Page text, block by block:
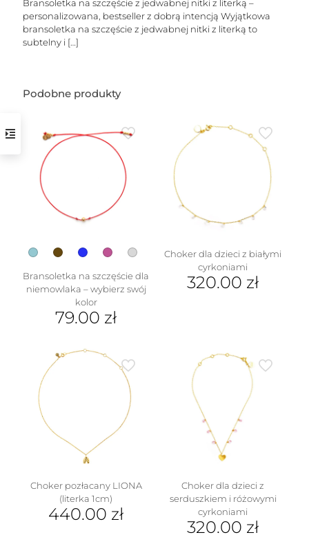
Bransoletka na szczęście z jedwabnej nitki z literką –
personalizowana, bestseller z dobrą intencją Wyjątkowa
bransoletka na szczęście z jedwabnej nitki z literką to
subtelny i […]
Podobne produkty
Bransoletka na szczęście dla
niemowlaka – wybierz swój
kolor
79.00 zł
produkt
wariantów.
stronie
produktu
Choker dla dzieci z białymi
cyrkoniami
320.00 zł
Choker pozłacany LIONA
(literka 1cm)
440.00 zł
Choker dla dzieci z
serduszkiem i różowymi
cyrkoniami
320.00 zł